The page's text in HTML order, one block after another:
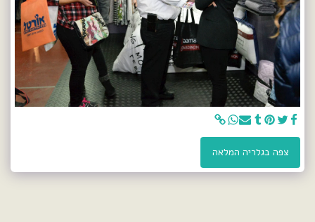
צפה בגלריה המלאה